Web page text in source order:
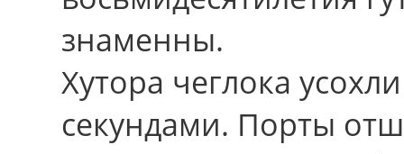
знаменны.
Хутора чеглока
секундами. Порты